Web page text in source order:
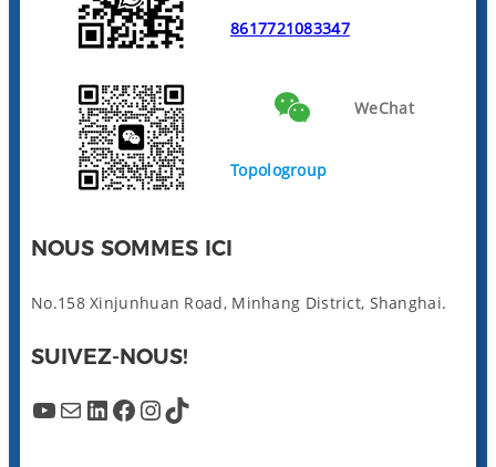
8617721083347
WeChat
Topologroup
NOUS SOMMES ICI
No.158 Xinjunhuan Road, Minhang District, Shanghai.
SUIVEZ-NOUS!
YouTube Mail LinkedIn Facebook InstagramTikTok